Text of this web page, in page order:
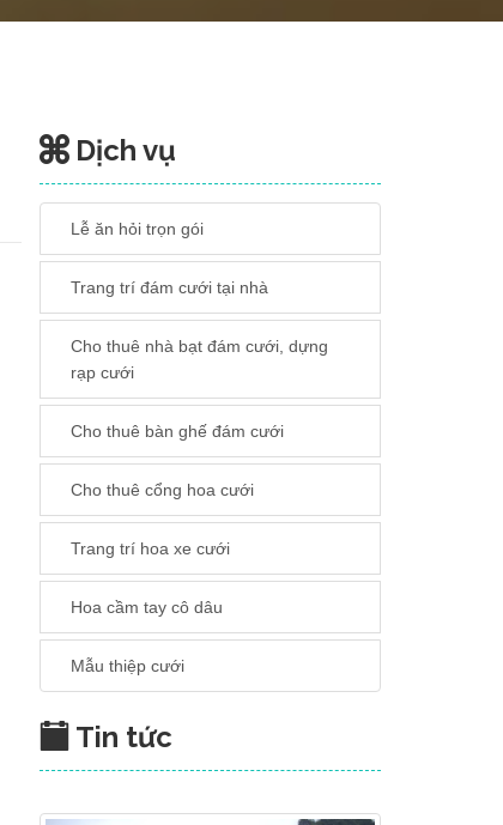
Dịch vụ
Lễ ăn hỏi trọn gói
Trang trí đám cưới tại nhà
Cho thuê nhà bạt đám cưới, dựng
rạp cưới
Cho thuê bàn ghế đám cưới
Cho thuê cổng hoa cưới
Trang trí hoa xe cưới
Hoa cầm tay cô dâu
Mẫu thiệp cưới
Tin tức